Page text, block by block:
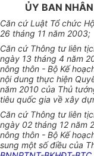
ỦY BAN
Căn cứ Luật Tổ chức
26 tháng 11 năm 2003;
Căn cứ Thông tư liên
ngày 13 tháng 4 năm
nông thôn - Bộ Kế
nội dung thực hiện
năm 2010 của Thủ
tiêu quốc gia về xây
Căn cứ Thông tư liên
ngày 02 tháng 12 năm
nông thôn - Bộ Kế
sung một số điều của